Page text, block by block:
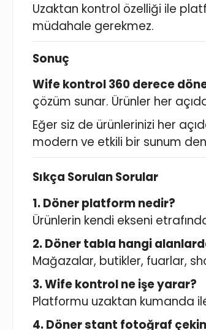
Uzaktan kontrol özelliği ile
müdahale gerekmez.
Sonuç
Wife kontrol 360 derece
çözüm sunar. Ürünler her
Eğer siz de ürünlerinizi her
modern ve etkili bir sunum
Sıkça Sorulan Sorular
1. Döner platform nedir?
Ürünlerin kendi ekseni
2. Döner tabla hangi
Mağazalar, butikler, fuarlar,
3. Wife kontrol ne işe yarar?
Platformu uzaktan kumanda
4. Döner stant fotoğraf